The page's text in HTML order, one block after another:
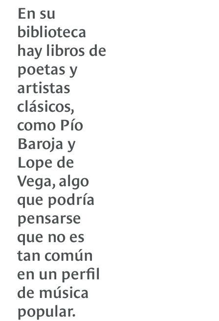
En su
biblioteca
hay libros de
poetas y
artistas
clásicos,
como Pío
Baroja y
Lope de
Vega, algo
que podría
pensarse
que no es
tan común
en un perfil
de música
popular.